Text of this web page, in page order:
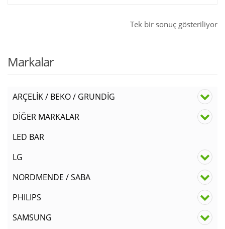
Tek bir sonuç gösteriliyor
Markalar
ARÇELİK / BEKO / GRUNDİG
DİĞER MARKALAR
LED BAR
LG
NORDMENDE / SABA
PHILIPS
SAMSUNG